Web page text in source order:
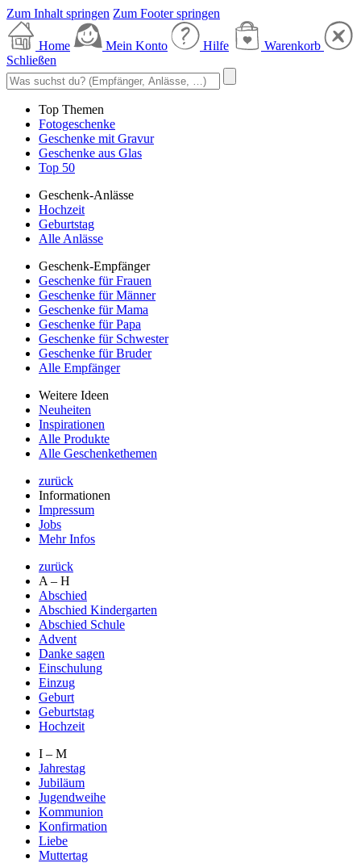
Zum Inhalt springen Zum Footer springen
Home Mein Konto Hilfe
Warenkorb
Schließen
Top Themen
Fotogeschenke
Geschenke mit Gravur
Geschenke aus Glas
Top 50
Geschenk-Anlässe
Hochzeit
Geburtstag
Alle Anlässe
Geschenk-Empfänger
Geschenke für Frauen
Geschenke für Männer
Geschenke für Mama
Geschenke für Papa
Geschenke für Schwester
Geschenke für Bruder
Alle Empfänger
Weitere Ideen
Neuheiten
Inspirationen
Alle Produkte
Alle Geschenkethemen
zurück
Informationen
Impressum
Jobs
Mehr Infos
zurück
A – H
Abschied
Abschied Kindergarten
Abschied Schule
Advent
Danke sagen
Einschulung
Einzug
Geburt
Geburtstag
Hochzeit
I – M
Jahrestag
Jubiläum
Jugendweihe
Kommunion
Konfirmation
Liebe
Muttertag